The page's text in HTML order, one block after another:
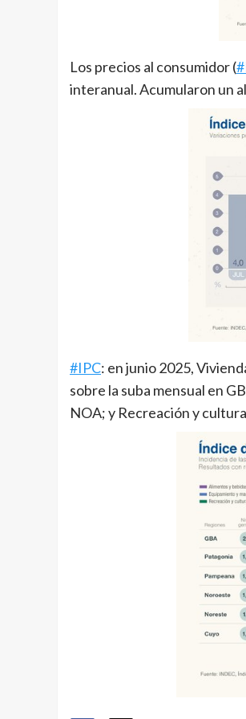
Los precios al consumidor (
interanual. Acumularon un
#IPC: en junio 2025,
sobre la suba mensual en
NOA; y Recreación y